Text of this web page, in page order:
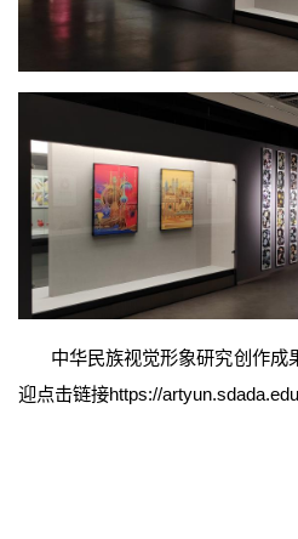
中华民族视觉形象研究创作成
迎点击链接https://